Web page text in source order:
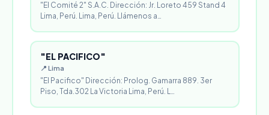
"El Comité 2" S.A.C. Dirección: Jr. Loreto 459 Stand 4
Lima, Perú. Lima, Perú. Llámenos a…
"EL PACIFICO"
📍 Lima
"El Pacifico" Dirección: Prolog. Gamarra 889. 3er
Piso, Tda.302 La Victoria Lima, Perú. L…